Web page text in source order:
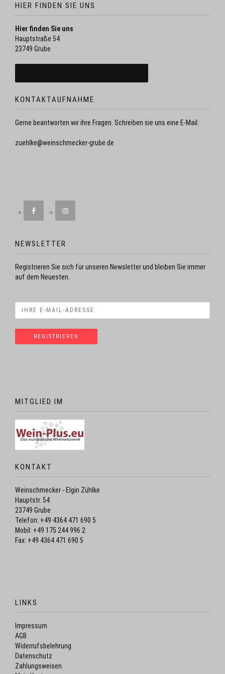
HIER FINDEN SIE UNS
Hier finden Sie uns
Hauptstraße 54
23749 Grube
KONTAKTAUFNAHME
Gerne beantworten wir ihre Fragen. Schreiben sie uns eine E-Mail:
zuehlke@weinschmecker-grube.de
NEWSLETTER
Registrieren Sie sich für unseren Newsletter und bleiben Sie immer
auf dem Neuesten.
MITGLIED IM
KONTAKT
Weinschmecker - Elgin Zühlke
Hauptstr. 54
23749 Grube
Telefon: +49 4364 471 690 5
Mobil: +49 175 244 996 2
Fax: +49 4364 471 690 5
LINKS
Impressum
AGB
Widerrufsbelehrung
Datenschutz
Zahlungsweisen